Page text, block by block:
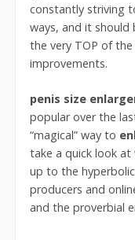
constantly striving
ways, and it should
the very TOP of
improvements.
penis size
popular over the
“magical” way to
take a quick look at
up to the
producers and
and the proverbial